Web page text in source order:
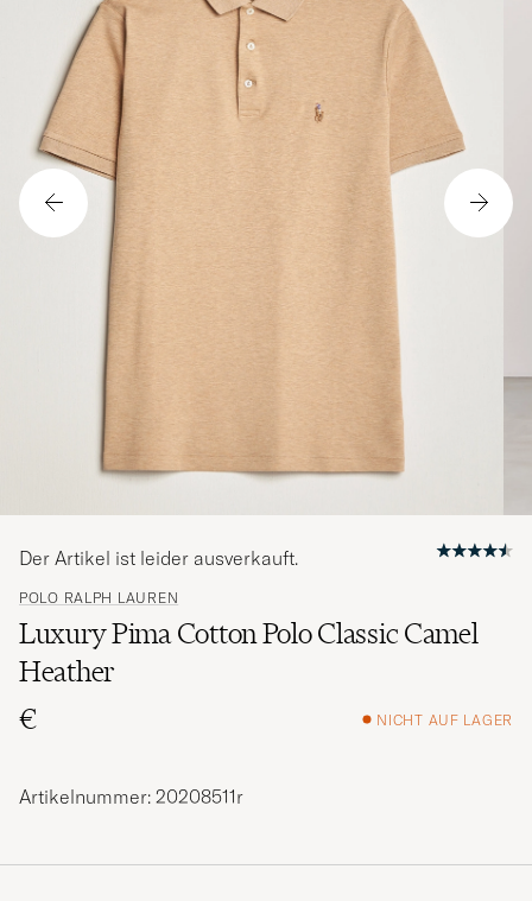
POLO RALPH LAUREN
Luxury Pima Cotton Polo Classic Camel
Heather
€
NICHT AUF LAGER
Der Artikel ist leider ausverkauft.
Artikelnummer: 20208511r